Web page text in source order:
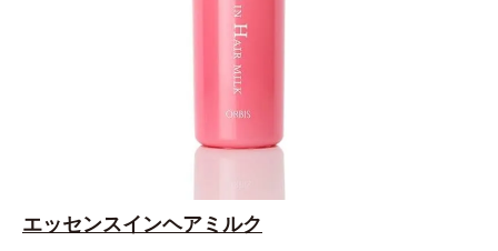
エッセンスインヘアミルク